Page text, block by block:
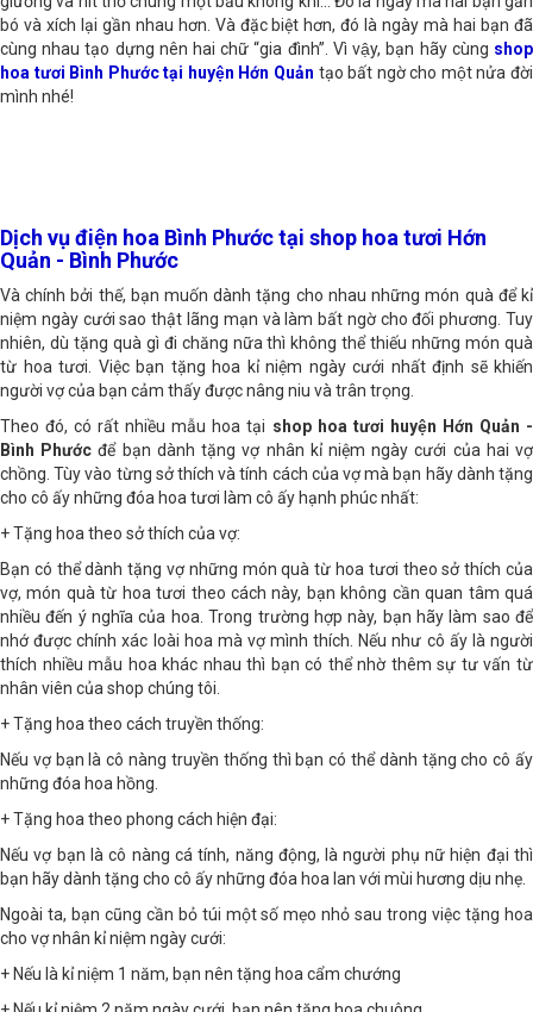
giường và hít thở chung một bầu không khí… Đó là ngày mà hai bạn gắn
bó và xích lại gần nhau hơn. Và đặc biệt hơn, đó là ngày mà hai bạn đã
cùng nhau tạo dựng nên hai chữ “gia đình”. Vì vậy, bạn hãy cùng shop
hoa tươi Bình Phước tại huyện Hớn Quản
tạo bất ngờ cho một nửa đời
Dịch vụ điện hoa Bình Phước tại shop hoa tươi Hớn
Quản - Bình Phước
Và chính bởi thế, bạn muốn dành tặng cho nhau những món quà để kỉ
niệm ngày cưới sao thật lãng mạn và làm bất ngờ cho đối phương. Tuy
nhiên, dù tặng quà gì đi chăng nữa thì không thể thiếu những món quà
từ hoa tươi. Việc bạn tặng hoa kỉ niệm ngày cưới nhất định sẽ khiến
người vợ của bạn cảm thấy được nâng niu và trân trọng.
Theo đó, có rất nhiều mẫu hoa tại
shop hoa tươi huyện Hớn Quản -
Bình Phướcđể bạn dành tặng vợ nhân kỉ niệm ngày cưới của hai vợ
chồng. Tùy vào từng sở thích và tính cách của vợ mà bạn hãy dành tặng
cho cô ấy những đóa hoa tươi làm cô ấy hạnh phúc nhất:
+ Tặng hoa theo sở thích của vợ:
Bạn có thể dành tặng vợ những món quà từ hoa tươi theo sở thích của
vợ, món quà từ hoa tươi theo cách này, bạn không cần quan tâm quá
nhiều đến ý nghĩa của hoa. Trong trường hợp này, bạn hãy làm sao để
nhớ được chính xác loài hoa mà vợ mình thích. Nếu như cô ấy là người
thích nhiều mẫu hoa khác nhau thì bạn có thể nhờ thêm sự tư vấn từ
nhân viên của shop chúng tôi.
+ Tặng hoa theo cách truyền thống:
Nếu vợ bạn là cô nàng truyền thống thì bạn có thể dành tặng cho cô ấy
những đóa hoa hồng.
+ Tặng hoa theo phong cách hiện đại:
Nếu vợ bạn là cô nàng cá tính, năng động, là người phụ nữ hiện đại thì
bạn hãy dành tặng cho cô ấy những đóa hoa lan với mùi hương dịu nhẹ.
Ngoài ta, bạn cũng cần bỏ túi một số mẹo nhỏ sau trong việc tặng hoa
cho vợ nhân kỉ niệm ngày cưới:
+ Nếu là kỉ niệm 1 năm, bạn nên tặng hoa cẩm chướng